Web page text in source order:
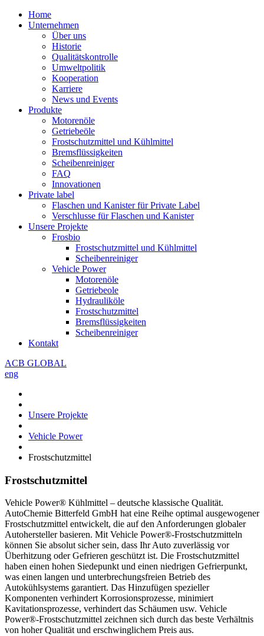
Home
Unternehmen
Über uns
Historie
Qualitätskontrolle
Umweltpolitik
Kooperation
Karriere
News und Events
Produkte
Motorenöle
Getriebeöle
Frostschutzmittel und Kühlmittel
Bremsflüssigkeiten
Scheibenreiniger
FAQ
Innovationen
Private label
Flaschen und Kanister für Private Label
Verschlusse für Flaschen und Kanister
Unsere Projekte
Frosbio
Frostschutzmittel und Kühlmittel
Scheibenreiniger
Vehicle Power
Motorenöle
Getriebeole
Hydrauliköle
Frostschutzmittel
Bremsflüssigkeiten
Scheibenreiniger
Kontakt
ACB GLOBAL
eng
Unsere Projekte
Vehicle Power
Frostschutzmittel
Frostschutzmittel
Vehicle Power® Kühlmittel – deutsche klassische Qualität.
AutoChemie Bitterfeld GmbH hat eine Reihe optimal ausgewogener
Frostschutzmittel entwickelt, die auf den Anforderungen globaler
Autohersteller basieren. Mit Vehicle Power®-Frostschutzmitteln
können Sie absolut sicher sein, dass Ihr Auto zuverlässig vor
Überhitzung oder Gefrieren geschützt ist. Die Frostschutzmittel
haben einen hohen Siedepunkt und einen niedrigen Gefrierpunkt,
was einen langen und unterbrechungsfreien Betrieb des
Autokühlsystems garantiert. Das Hinzufügen spezieller
Komponenten verhindert Korrosionsprozesse, minimiert
Kavitationsprozesse, verhindert das Schäumen usw. Vehicle
Power®-Frostschutzmittel zeichnen sich durch das beste Verhältnis
von hoher Qualität und erschwinglichem Preis aus.